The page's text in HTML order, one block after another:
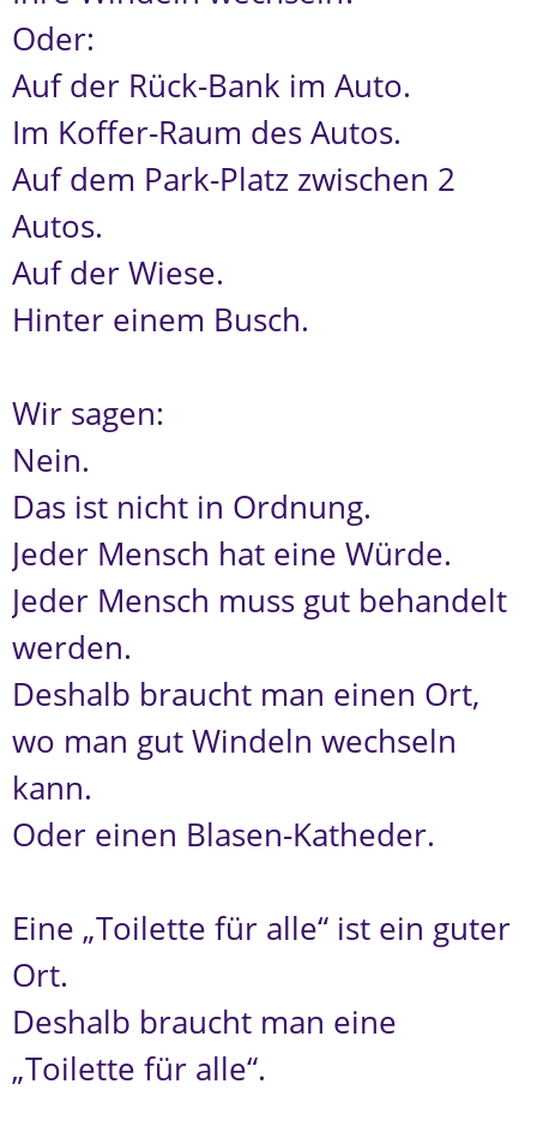
Oder:
Auf der Rück-Bank im Auto.
Im Koffer-Raum des Autos.
Auf dem Park-Platz zwischen 2
Autos.
Auf der Wiese.
Hinter einem Busch.
Wir sagen:
Nein.
Das ist nicht in Ordnung.
Jeder Mensch hat eine Würde.
Jeder Mensch muss gut behandelt
werden.
Deshalb braucht man einen Ort,
wo man gut Windeln wechseln
kann.
Oder einen Blasen-Katheder.
Eine „Toilette für alle“ ist ein guter
Ort.
Deshalb braucht man eine
„Toilette für alle“.